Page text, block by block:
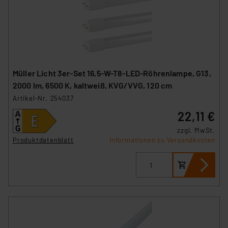
Müller Licht 3er-Set 16,5-W-T8-LED-Röhrenlampe, G13,
2000 lm, 6500 K, kaltweiß, KVG/VVG, 120 cm
Artikel-Nr. 254037
Produktdatenblatt
22,11 €
zzgl. MwSt.
Informationen zu Versandkosten